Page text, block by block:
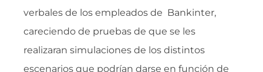
verbales de los empleados de Bankinter,
careciendo de pruebas de que se les
realizaran simulaciones de los distintos
escenarios que podrían darse en función de